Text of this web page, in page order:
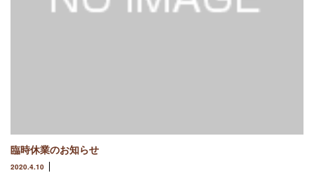
臨時休業のお知らせ
2020.4.10